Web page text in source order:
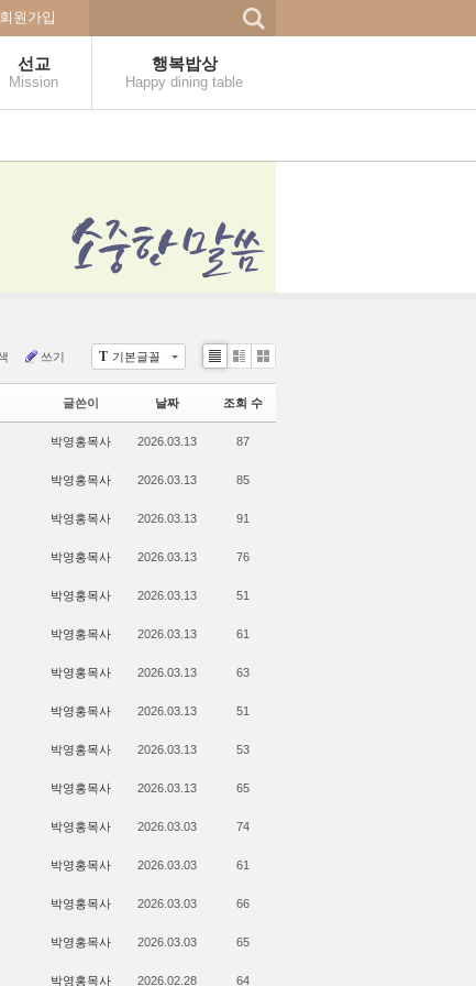
회원가입
선교
Mission
행복밥상
Happy dining table
T 기본글꼴
쓰기
Li
Zi
e
G
le
글쓴이 날짜 조회 수
박영홍목사 2026.03.13 87
박영홍목사 2026.03.13 85
박영홍목사 2026.03.13 91
박영홍목사 2026.03.13 76
박영홍목사 2026.03.13 51
박영홍목사 2026.03.13 61
박영홍목사 2026.03.13 63
박영홍목사 2026.03.13 51
박영홍목사 2026.03.13 53
박영홍목사 2026.03.13 65
박영홍목사 2026.03.03 74
박영홍목사 2026.03.03 61
박영홍목사 2026.03.03 66
박영홍목사 2026.03.03 65
박영홍목사 2026.02.28 64